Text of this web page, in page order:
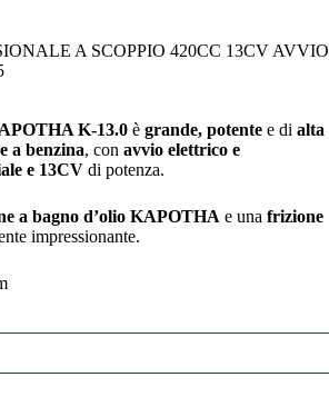
A SCOPPIO 420CC 13CV AVVIO
K-13.0è grande, potentee di alta
a benzina, con avvio elettrico e
e 13CVdi potenza.
a bagno d’olio KAPOTHA e una frizione
impressionante.